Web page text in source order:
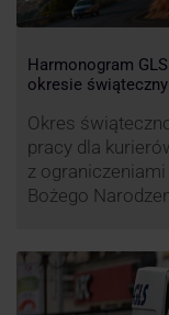
Harmonogram
okresie
Okres
pracy dla
z
Bożego
firm. Zobacz